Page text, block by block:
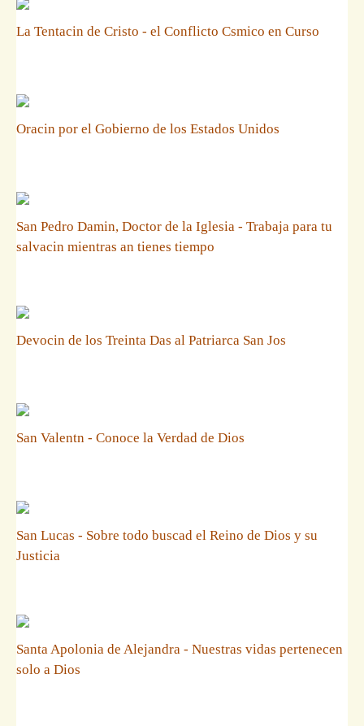
La Tentacin de Cristo - el Conflicto Csmico en Curso
Oracin por el Gobierno de los Estados Unidos
San Pedro Damin, Doctor de la Iglesia - Trabaja para tu
salvacin mientras an tienes tiempo
Devocin de los Treinta Das al Patriarca San Jos
San Valentn - Conoce la Verdad de Dios
San Lucas - Sobre todo buscad el Reino de Dios y su
Justicia
Santa Apolonia de Alejandra - Nuestras vidas pertenecen
solo a Dios